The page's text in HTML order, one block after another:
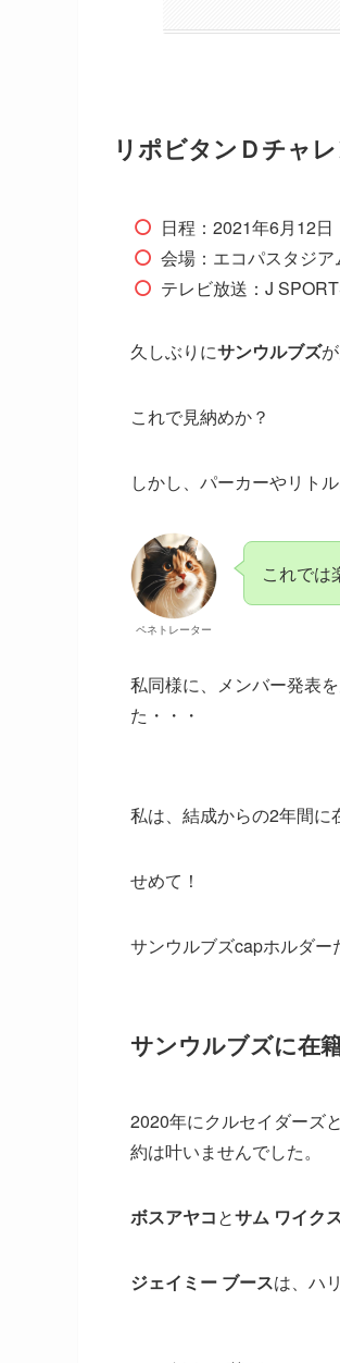
リポビタンＤチャ
日程：2021年6月12
会場：エコパスタジア
テレビ放送：J
久しぶりにサンウルブズ
これで見納めか？
しかし、パーカーやリト
ペネトレーター
これでは
私同様に、メンバー発表
た・・・
私は、結成からの2年間に
せめて！
サンウルブズcapホルダー
サンウルブズに在
2020年にクルセイダーズ
約は叶いませんでした。
ボスアヤコとサム ワイク
ジェイミー ブースは、ハ